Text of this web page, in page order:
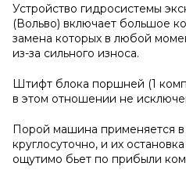
Устройство гидросистемы
(Вольво) включает большое
замена которых в любой
из-за сильного износа.
Штифт блока поршней (1
в этом отношении не
Порой машина применяется
круглосуточно, и их
ощутимо бьет по прибыли